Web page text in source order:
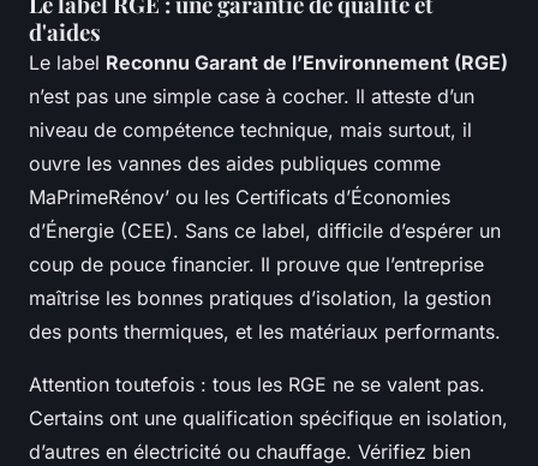
d'aides
Le label Reconnu Garant de l’Environnement (RGE)
n’est pas une simple case à cocher. Il atteste d’un
niveau de compétence technique, mais surtout, il
ouvre les vannes des aides publiques comme
MaPrimeRénov’ ou les Certificats d’Économies
d’Énergie (CEE). Sans ce label, difficile d’espérer un
coup de pouce financier. Il prouve que l’entreprise
maîtrise les bonnes pratiques d’isolation, la gestion
des ponts thermiques, et les matériaux performants.
Attention toutefois : tous les RGE ne se valent pas.
Certains ont une qualification spécifique en isolation,
d’autres en électricité ou chauffage. Vérifiez bien